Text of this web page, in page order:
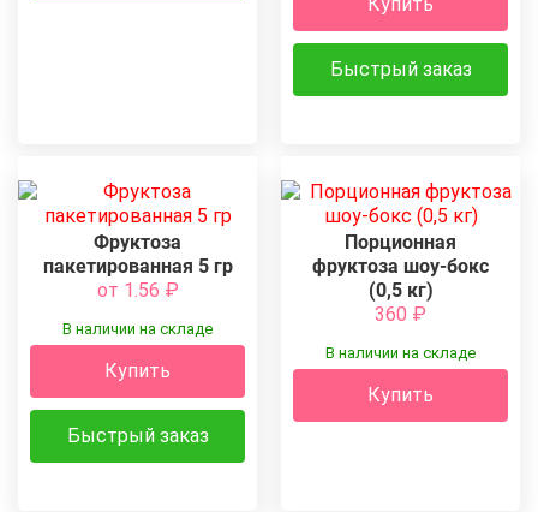
Быстрый заказ
Фруктоза
пакетированная 5 гр
от 1.56 ₽
В наличии на складе
Купить
Быстрый заказ
Порционная
фруктоза шоу-бокс
(0,5 кг)
360 ₽
В наличии на складе
Купить